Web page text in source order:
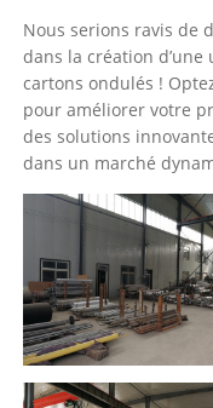
Nous serions ravis de
dans la création
cartons ondulés !
pour améliorer votre
des solutions
dans un marché